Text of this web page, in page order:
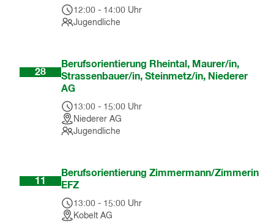
12:00 - 14:00 Uhr
Jugendliche
28
Berufsorientierung Rheintal, Maurer/in,
Strassenbauer/in, Steinmetz/in, Niederer
AG
13:00 - 15:00 Uhr
Niederer AG
Jugendliche
11
Berufsorientierung Zimmermann/Zimmerin
EFZ
13:00 - 15:00 Uhr
Kobelt AG